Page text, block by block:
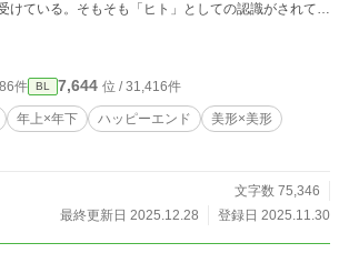
けている。そもそも「ヒト」としての認識がされてい
設から出ることも許されず、ただ人々が普通の暮らし
け存在意義が与えられている。 チハルは幼い
でガイダーとして働いていた。ある日、韓国から派遣
ジユル』と出会う。 ジユルはセンチネルとして自由と
」 可愛い韓国
しては珍しい温厚で穏やかな性格であるジユルに惹
ルとかガイダーとか人種の壁を越えた関係が築ける
件 BL 7,644 位 / 31,416件
年上×年下 ハッピーエンド
美形×美形
文字数 75,346
最終更新日 2025.12.28
登録日 2025.11.30